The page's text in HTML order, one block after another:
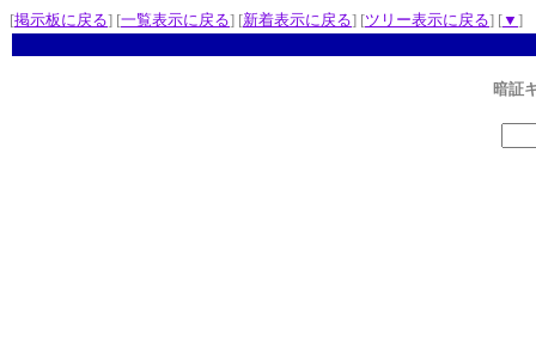
[掲示板に戻る] [一覧表示に戻る] [新着表示に戻る] [ツリー表示に戻る] [▼ ]
暗証